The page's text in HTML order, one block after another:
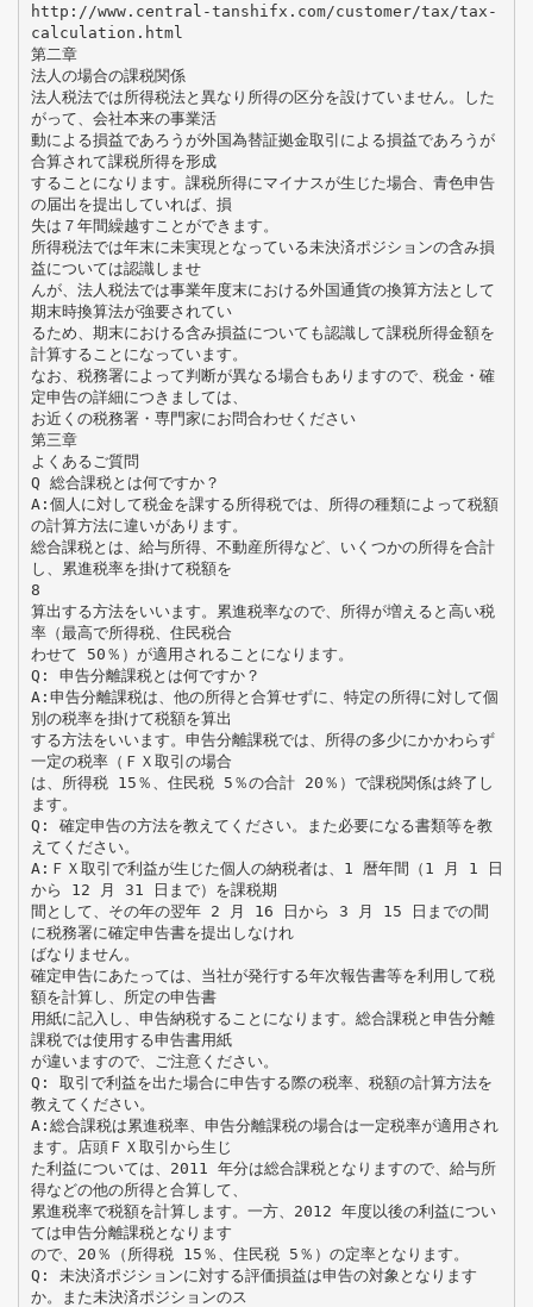
http://www.central-tanshifx.com/customer/tax/tax-
calculation.html
第二章
法人の場合の課税関係
法人税法では所得税法と異なり所得の区分を設けていません。した
がって、会社本来の事業活
動による損益であろうが外国為替証拠金取引による損益であろうが
合算されて課税所得を形成
することになります。課税所得にマイナスが生じた場合、青色申告
の届出を提出していれば、損
失は７年間繰越すことができます。
所得税法では年末に未実現となっている未決済ポジションの含み損
益については認識しませ
んが、法人税法では事業年度末における外国通貨の換算方法として
期末時換算法が強要されてい
るため、期末における含み損益についても認識して課税所得金額を
計算することになっています。
なお、税務署によって判断が異なる場合もありますので、税金・確
定申告の詳細につきましては、
お近くの税務署・専門家にお問合わせください
第三章
よくあるご質問
Q 総合課税とは何ですか？
A:個人に対して税金を課する所得税では、所得の種類によって税額
の計算方法に違いがあります。
総合課税とは、給与所得、不動産所得など、いくつかの所得を合計
し、累進税率を掛けて税額を
8
算出する方法をいいます。累進税率なので、所得が増えると高い税
率（最高で所得税、住民税合
わせて 50％）が適用されることになります。
Q: 申告分離課税とは何ですか？
A:申告分離課税は、他の所得と合算せずに、特定の所得に対して個
別の税率を掛けて税額を算出
する方法をいいます。申告分離課税では、所得の多少にかかわらず
一定の税率（ＦＸ取引の場合
は、所得税 15％、住民税 5％の合計 20％）で課税関係は終了し
ます。
Q: 確定申告の方法を教えてください。また必要になる書類等を教
えてください。
A:ＦＸ取引で利益が生じた個人の納税者は、1 暦年間（1 月 1 日
から 12 月 31 日まで）を課税期
間として、その年の翌年 2 月 16 日から 3 月 15 日までの間
に税務署に確定申告書を提出しなけれ
ばなりません。
確定申告にあたっては、当社が発行する年次報告書等を利用して税
額を計算し、所定の申告書
用紙に記入し、申告納税することになります。総合課税と申告分離
課税では使用する申告書用紙
が違いますので、ご注意ください。
Q: 取引で利益を出た場合に申告する際の税率、税額の計算方法を
教えてください。
A:総合課税は累進税率、申告分離課税の場合は一定税率が適用され
ます。店頭ＦＸ取引から生じ
た利益については、2011 年分は総合課税となりますので、給与所
得などの他の所得と合算して、
累進税率で税額を計算します。一方、2012 年度以後の利益につい
ては申告分離課税となります
ので、20％（所得税 15％、住民税 5％）の定率となります。
Q: 未決済ポジションに対する評価損益は申告の対象となります
か。また未決済ポジションのス